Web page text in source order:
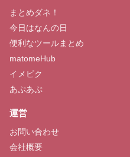
まとめダネ！
今日はなんの日
便利なツールまとめ
matomeHub
イメピク
あぷあぷ
運営
お問い合わせ
会社概要